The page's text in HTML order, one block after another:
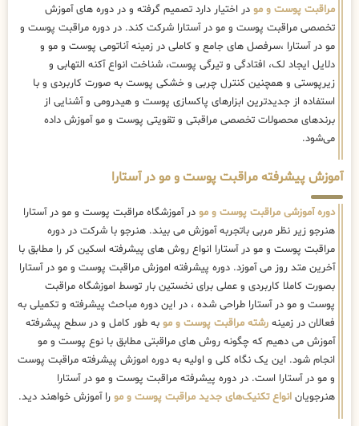
مراقبت پوست و مو در اختیار دارد تصمیم گرفته و در دوره های آموزش
تخصصی مراقبت پوست و مو در آستارا شرکت کند. در دوره مراقبت پوست و
مو در آستارا ،سرفصل های جامع و کاملی در زمینه آناتومی پوست و مو و
دلایل ایجاد لک، افتادگی و تیرگی پوست، شناخت انواع آکنه التهابی و
زیرپوستی و همچنین کنترل چربی و خشکی پوست به صورت کاربردی و با
استفاده از جدیدترین ابزارهای پاکسازی پوست و هیدرومی و آشنایی از
برندهای محصولات تخصصی مراقبتی و تقویتی پوست و مو آموزش داده
می‌شود.
آموزش پیشرفته مراقبت پوست و مو در آستارا
دوره آموزشی مراقبت پوست و مو در آموزشگاه مراقبت پوست و مو در آستارا
هنرجو زیر نظر مربی باتجربه آموزش می بیند. هنرجو با شرکت در دوره
مراقبت پوست و مو در آستارا انواع روش های پیشرفته اسکین کر را مطابق با
آخرین متد روز می آموزد. دوره پیشرفته اموزش مراقبت پوست و مو در آستارا
بصورت کاملا کاربردی و عملی برای نخستین بار توسط اموزشگاه مراقبت
پوست و مو در آستارا طراحی شده ، در این دوره مباحث پیشرفته و تکمیلی به
فعالان در زمینه رشته مراقبت پوست و مو به طور کامل و در سطح پیشرفته
آموزش می دهیم که چگونه روش های مراقبتی مطابق با نوع پوست و مو
انجام شود. این یک نگاه کلی و اولیه به دوره اموزش پیشرفته مراقبت پوست
و مو در آستارا است. در دوره پیشرفته مراقبت پوست و مو در آستارا
هنرجویان انواع تکنیک‌های جدید مراقبت پوست و مو را آموزش خواهند دید.